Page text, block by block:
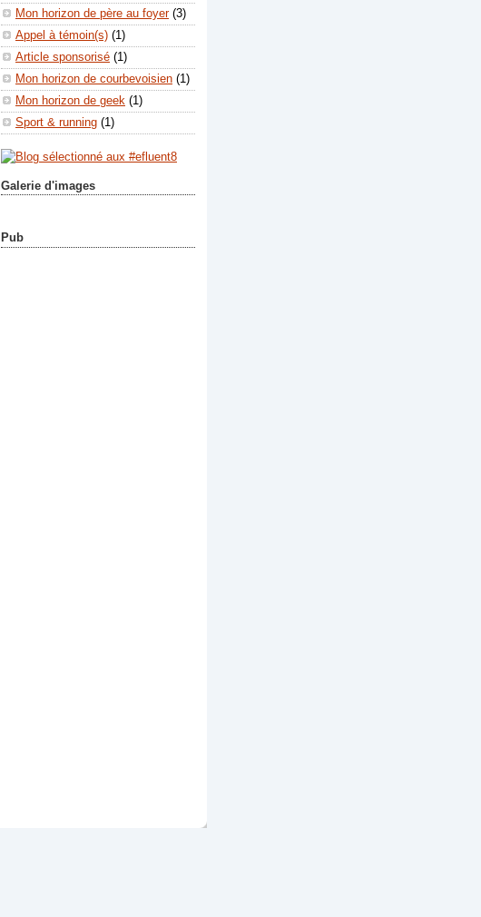
Mon horizon de père au foyer (3)
Appel à témoin(s) (1)
Article sponsorisé (1)
Mon horizon de courbevoisien (1)
Mon horizon de geek (1)
Sport & running (1)
Galerie d'images
Pub